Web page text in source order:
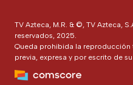
TV Azteca, M.R. & ©, TV Azteca,
reservados, 2025.
Queda prohibida la
previa, expresa y por escrito de